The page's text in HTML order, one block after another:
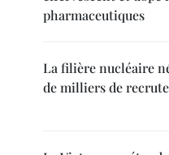
pharmaceutiques
La filière nucléaire
de milliers de